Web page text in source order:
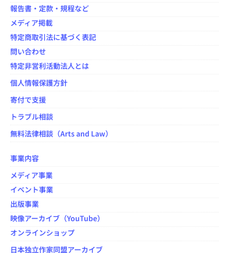
報告書・定款・規程など
メディア掲載
特定商取引法に基づく表記
問い合わせ
特定非営利活動法人とは
個人情報保護方針
寄付で支援
トラブル相談
無料法律相談（Arts and Law）
事業内容
メディア事業
イベント事業
出版事業
映像アーカイブ（YouTube）
オンラインショップ
日本独立作家同盟アーカイブ